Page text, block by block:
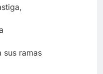
sus ramas